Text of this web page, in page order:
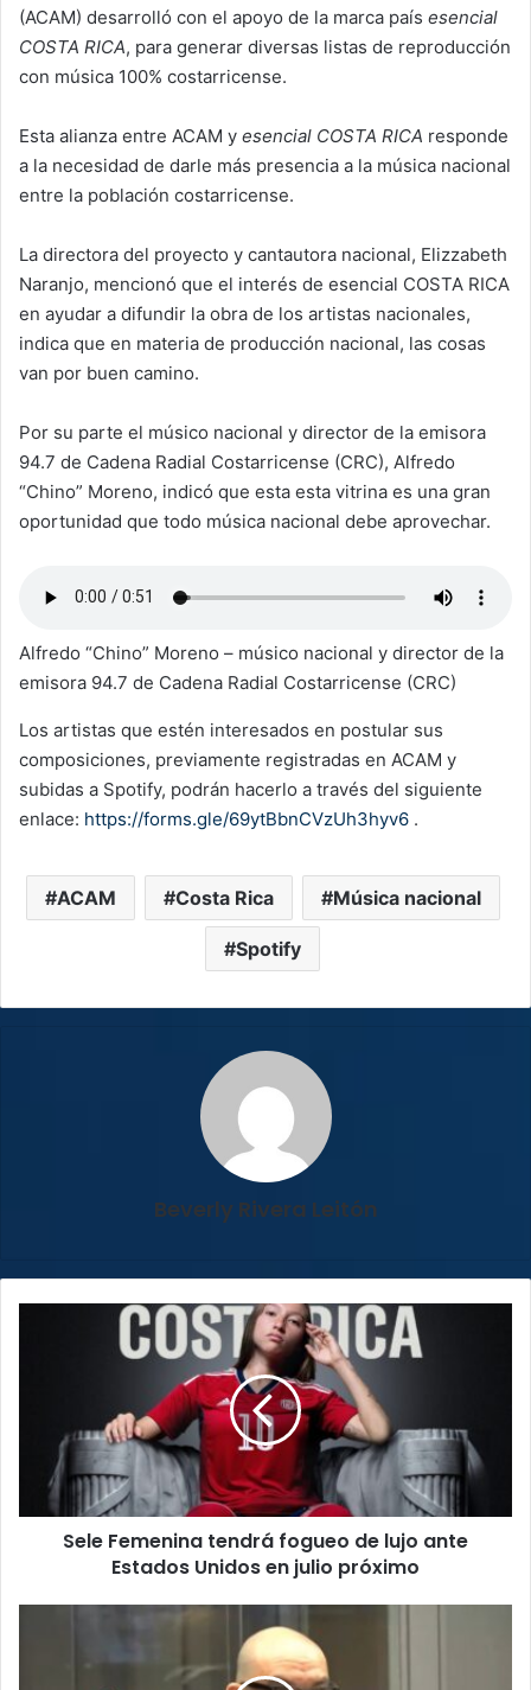
(ACAM) desarrolló con el apoyo de la marca país esencial
COSTA RICA, para generar diversas listas de reproducción
con música 100% costarricense.
Esta alianza entre ACAM y esencial COSTA RICA responde
a la necesidad de darle más presencia a la música nacional
entre la población costarricense.
La directora del proyecto y cantautora nacional, Elizzabeth
Naranjo, mencionó que el interés de esencial COSTA RICA
en ayudar a difundir la obra de los artistas nacionales,
indica que en materia de producción nacional, las cosas
van por buen camino.
Por su parte el músico nacional y director de la emisora
94.7 de Cadena Radial Costarricense (CRC), Alfredo
“Chino” Moreno, indicó que esta esta vitrina es una gran
oportunidad que todo música nacional debe aprovechar.
Alfredo “Chino” Moreno – músico nacional y director de la
emisora 94.7 de Cadena Radial Costarricense (CRC)
Los artistas que estén interesados en postular sus
composiciones, previamente registradas en ACAM y
subidas a Spotify, podrán hacerlo a través del siguiente
enlace: https://forms.gle/69ytBbnCVzUh3hyv6 .
ACAM Costa Rica Música nacional
Spotify
Beverly Rivera Leitón
Estados
Unidos
Sele Femenina tendrá fogueo de lujo ante
Estados Unidos en julio próximo